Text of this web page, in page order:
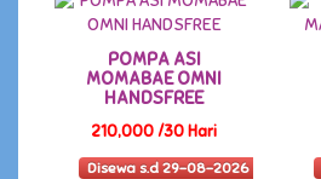
POMPA ASI
MOMABAE OMNI
HANDSFREE
210,000 /30 Hari
Disewa s.d 29-08-2026